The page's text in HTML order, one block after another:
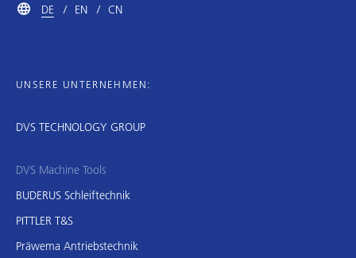
DE EN CN
UNSERE UNTERNEHMEN:
DVS TECHNOLOGY GROUP
DVS Machine Tools
BUDERUS Schleiftechnik
PITTLER T&S
Präwema Antriebstechnik